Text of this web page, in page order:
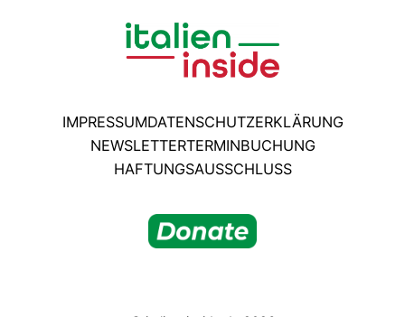
IMPRESSUMDATENSCHUTZERKLÄRUNG
NEWSLETTERTERMINBUCHUNG
HAFTUNGSAUSSCHLUSS